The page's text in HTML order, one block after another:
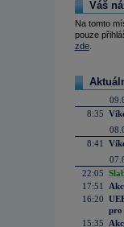
Váš
Na tomto
pouze
zde.
8:35
8:41
22:05
17:51
16:20
pro
15:35